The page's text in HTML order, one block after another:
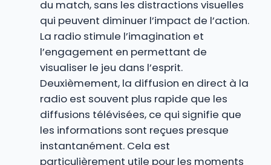
du match, sans les distractions visuelles
qui peuvent diminuer l’impact de l’action.
La radio stimule l’imagination et
l’engagement en permettant de
visualiser le jeu dans l’esprit.
Deuxièmement, la diffusion en direct à la
radio est souvent plus rapide que les
diffusions télévisées, ce qui signifie que
les informations sont reçues presque
instantanément. Cela est
particulièrement utile pour les moments